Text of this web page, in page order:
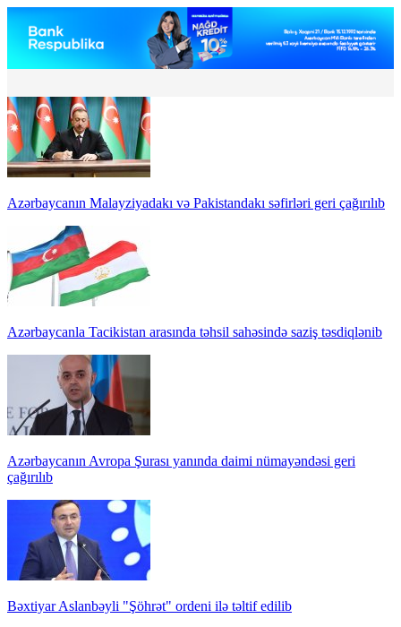
Azərbaycanın Malayziyadakı və Pakistandakı səfirləri geri çağırılıb
Azərbaycanla Tacikistan arasında təhsil sahəsində saziş təsdiqlənib
Azərbaycanın Avropa Şurası yanında daimi nümayəndəsi geri
çağırılıb
Bəxtiyar Aslanbəyli "Şöhrət" ordeni ilə təltif edilib